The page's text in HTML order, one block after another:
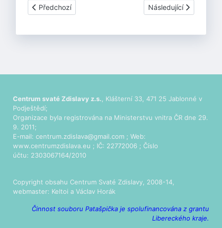
Předchozí článek: Mordýřská hra o svatém Václavu
Předchozí Další článek:
Následující
Centrum svaté Zdislavy z.s., Klášterní 33, 471 25 Jablonné v
Podještědí;
Organizace byla registrována na Ministerstvu vnitra ČR dne 29.
9. 2011;
E-mail: centrum.zdislava@gmail.com ; Web:
www.centrumzdislava.eu ; IČ: 22772006 ; Číslo
účtu: 2303067164/2010
Copyright obsahu Centrum Svaté Zdislavy, 2008-14,
webmaster: Keltoi a Václav Horák
Činnost souboru Patašpička je spolufinancována z grantu
Libereckého kraje.